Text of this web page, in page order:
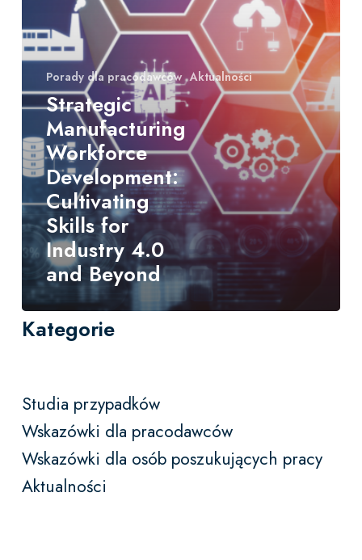
Industry
4.0
and
Beyond
Porady dla pracodawców Aktualności
Strategic
Manufacturing
Workforce
Development:
Cultivating
Skills for
Industry 4.0
and Beyond
Kategorie
Studia przypadków
Wskazówki dla pracodawców
Wskazówki dla osób poszukujących pracy
Aktualności